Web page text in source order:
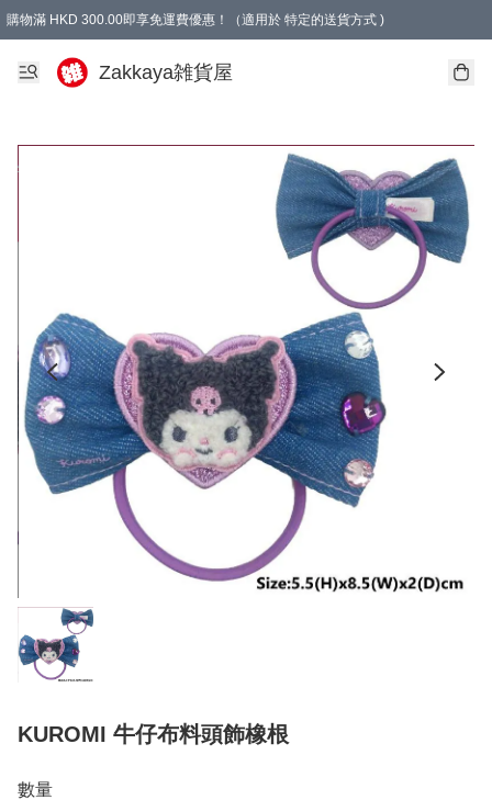
購物滿 HKD 300.00即享免運費優惠！（適用於 特定的送貨方式 )
Zakkaya雑貨屋
KUROMI 牛仔布料頭飾橡根
數量